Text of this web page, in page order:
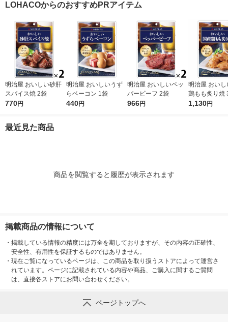
LOHACOからのおすすめPRアイテム
明治屋 おいしい砂肝
スパイス焼 2袋
770円
明治屋 おいしいうず
らベーコン 1袋
440円
明治屋 おいしいペッ
パービーフ 2袋
966円
明治屋 おいし
鶏もも炙り焼
1,130円
最近見た商品
商品を閲覧すると履歴が表示されます
掲載商品の情報について
・ 掲載している情報の精度には万全を期しておりますが、その内容の正確性、
安全性、有用性を保証するものではありません。
・ 現在ご覧になっているページは、この商品を取り扱うストアによって運営さ
れています。ページに記載されている内容や商品、ご購入に関するご質問
は、直接各ストアにお問い合わせください。
ページトップへ